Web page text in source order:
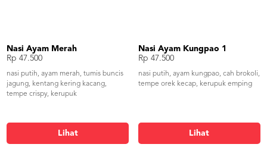
Nasi Ayam Merah
Rp 47.500
nasi putih, ayam merah, tumis buncis
jagung, kentang kering kacang,
tempe crispy, kerupuk
Lihat
Nasi Ayam Kungpao 1
Rp 47.500
nasi putih, ayam kungpao, cah brokoli,
tempe orek kecap, kerupuk emping
Lihat